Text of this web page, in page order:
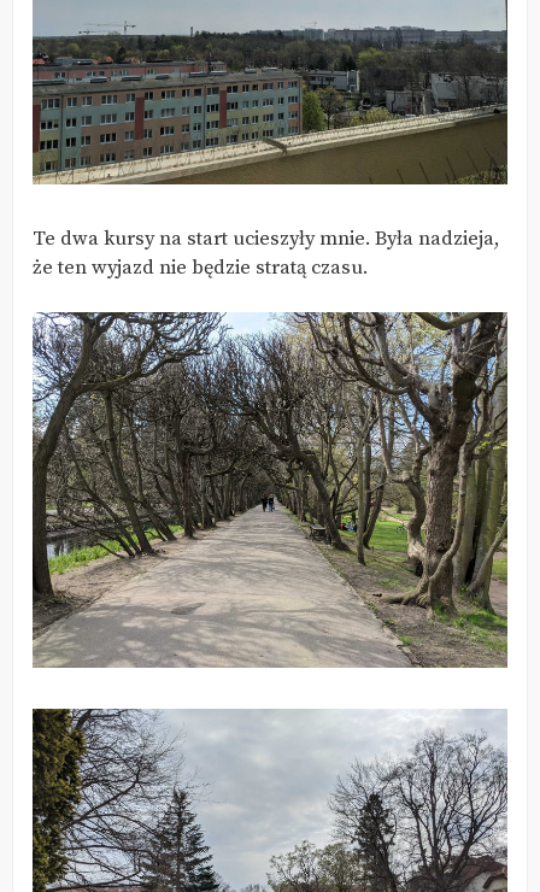
Te dwa kursy na start ucieszyły mnie. Była nadzieja,
że ten wyjazd nie będzie stratą czasu.